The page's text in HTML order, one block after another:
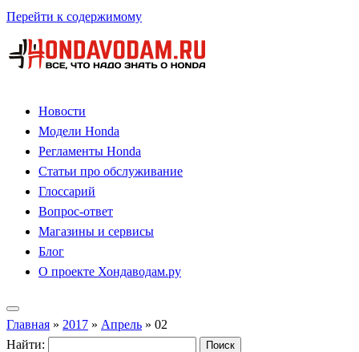
Перейти к содержимому
Новости
Модели Honda
Регламенты Honda
Статьи про обслуживание
Глоссарий
Вопрос-ответ
Магазины и сервисы
Блог
О проекте Хондаводам.ру
Главная » 2017 » Апрель » 02
Найти: